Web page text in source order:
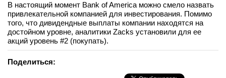
В настоящий момент Bank of America можно смело назвать
привлекательной компанией для инвестирования. Помимо
того, что дивидендные выплаты компании находятся на
достойном уровне, аналитики Zacks установили для ее
акций уровень #2 (покупать).
Поделиться: